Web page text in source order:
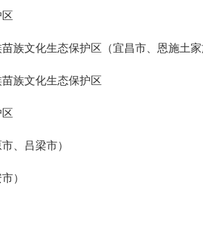
族文化生态保护区（宜昌市、恩施土家
族文化生态保护区
、吕梁市）
）